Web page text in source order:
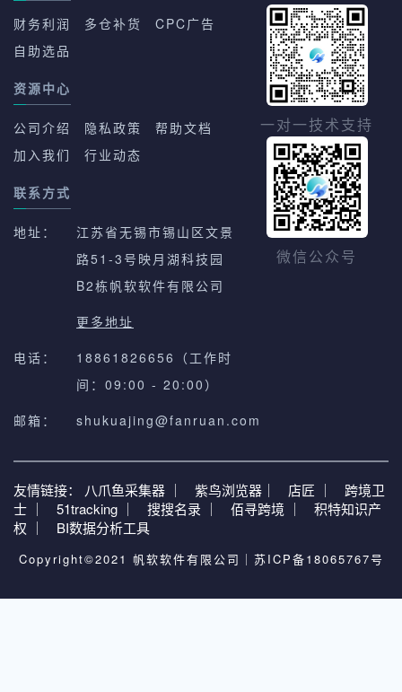
财务利润 多仓补货
CPC广告
自助选品
资源中心
公司介绍 隐私政策
帮助文档
加入我们
行业动态
联系方式
地址：
江苏省无锡市锡山区文景
路51-3号映月湖科技园
B2栋帆软软件有限公司
更多地址
电话：
18861826656（工作时
间：09:00 - 20:00）
邮箱：
shukuajing@fanruan.com
一对一技术支持
微信公众号
友情链接： 八爪鱼采集器 ｜ 紫鸟浏览器｜ 店匠 ｜
跨境卫
士 ｜
51tracking ｜ 搜搜名录 ｜ 佰寻跨境 ｜
积特知识产
权 ｜
BI数据分析工具
Copyright©2021 帆软软件有限公司｜ 苏ICP备18065767号